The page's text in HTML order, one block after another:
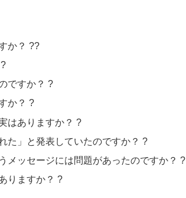
か？ ??
ですか？ ?
か？ ?
はありますか？ ?
た」と発表していたのですか？ ?
メッセージには問題があったのですか？ ?
りますか？ ?